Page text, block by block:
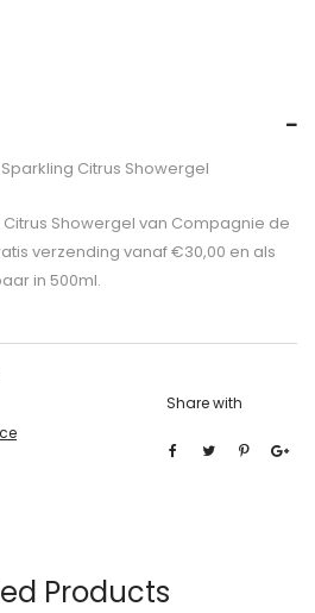
Citrus Showergel
Showergel van Compagnie de
verzending vanaf €30,00 en als
in 500ml.
Share with
Products